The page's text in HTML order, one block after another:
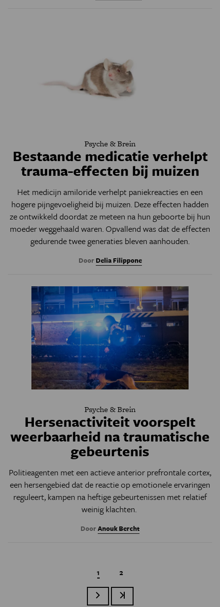
Psyche & Brein
Bestaande medicatie verhelpt
trauma-effecten bij muizen
Het medicijn amiloride verhelpt paniekreacties en een
hogere pijngevoeligheid bij muizen. Deze effecten hadden
ze ontwikkeld doordat ze meteen na hun geboorte bij hun
moeder weggehaald waren. Opvallend was dat de effecten
gedurende twee generaties bleven aanhouden.
Door Delia Filippone
Psyche & Brein
Hersenactiviteit voorspelt
weerbaarheid na traumatische
gebeurtenis
Politieagenten met een actieveanterior prefrontale cortex,
een hersengebied dat de reactie opemotionele ervaringen
reguleert, kampen na heftige gebeurtenissen met relatief
weinig klachten.
DoorAnouk Bercht
Paginatie
Huidige pagina
1 Page
2
Volgende paginaLaatste pagina